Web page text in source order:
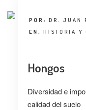
LANDUUM
COLABORADORES
POR: DR. JUAN
EN: HISTORIA Y
Hongos
Diversidad e
calidad del suelo